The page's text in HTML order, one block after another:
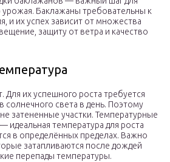
Баклажаны требовательны к
и их успех зависит от множества
защиту от ветра и качество
Для их успешного роста требуется
солнечного света в день. Поэтому
затененные участки. Температурные
идеальная температура для роста
в определённых пределах. Важно
затапливаются после дождей
перепады температуры.